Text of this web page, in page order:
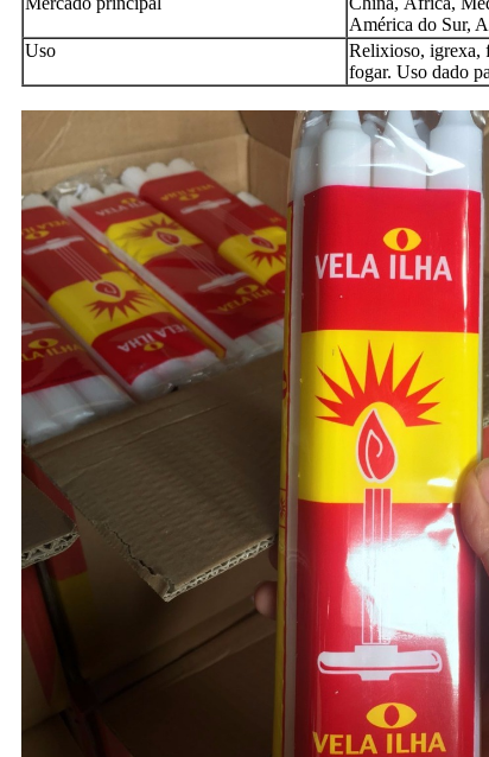
América do Sur,
Uso
Relixioso, igrexa,
fogar. Uso dado